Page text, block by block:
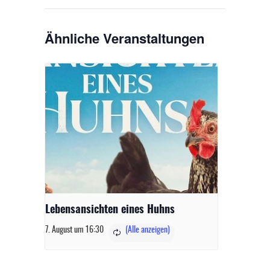
Ähnliche Veranstaltungen
Lebensansichten eines Huhns
7. August um 16:30